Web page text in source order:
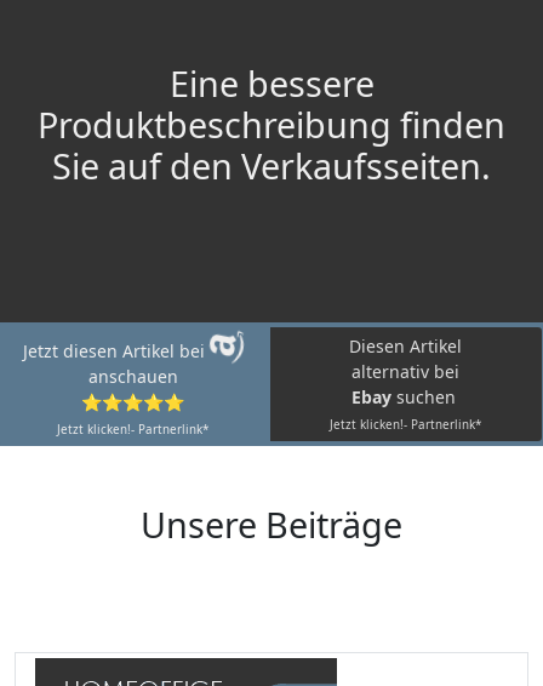
Eine bessere
Produktbeschreibung finden
Sie auf den Verkaufsseiten.
Jetzt diesen Artikel bei
anschauen
⭐⭐⭐⭐⭐
Jetzt klicken!- Partnerlink*
Diesen Artikel
alternativ bei
Ebay suchen
Jetzt klicken!- Partnerlink*
Unsere Beiträge